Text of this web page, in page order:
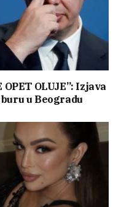
OPET OLUJE”: Izjava
u Beogradu